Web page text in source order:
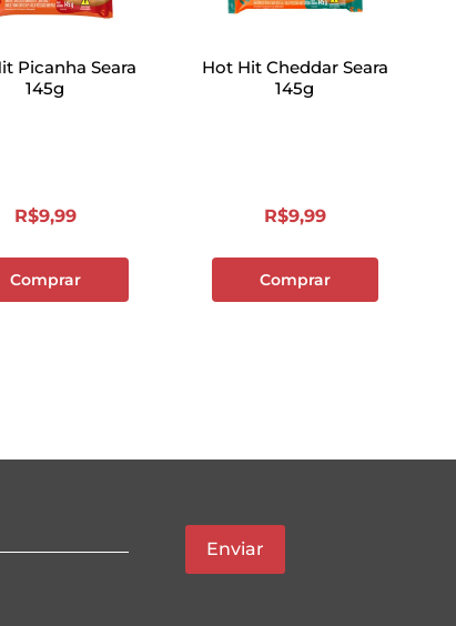
Picanha Seara
145g
R$9,99
Comprar
Hot Hit Cheddar Seara
145g
R$9,99
Comprar
Enviar